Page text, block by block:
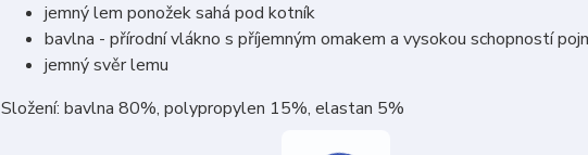
jemný lem ponožek sahá pod kotník
bavlna - přírodní vlákno s příjemným omakem a vysokou schopností
jemný svěr lemu
Složení: bavlna 80%, polypropylen 15%, elastan 5%